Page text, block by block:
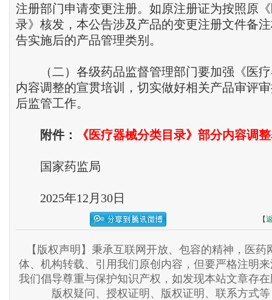
注册部门申请变更注册。如原注册证为按照原
录》核发，本公告涉及产品的变更注册文件备
告实施后的产品管理类别。
（二）各级药品监督管理部门要加强《医疗
内容调整的宣贯培训，切实做好相关产品审评
后监管工作。
附件： 《医疗器械分类目录》部分内容调
国家药监局
2025年12月30日
【
【版权声明】秉承互联网开放、包容的精神，医药
体、机构转载、引用我们原创内容，但要严格注明
我们倡导尊重与保护知识产权，如发现本站文章存
版权疑问、授权证明、版权证明、联系方式